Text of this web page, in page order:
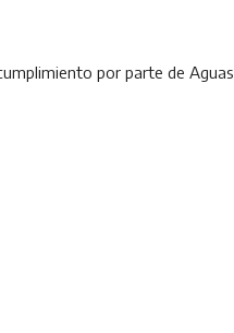
por parte de Aguas